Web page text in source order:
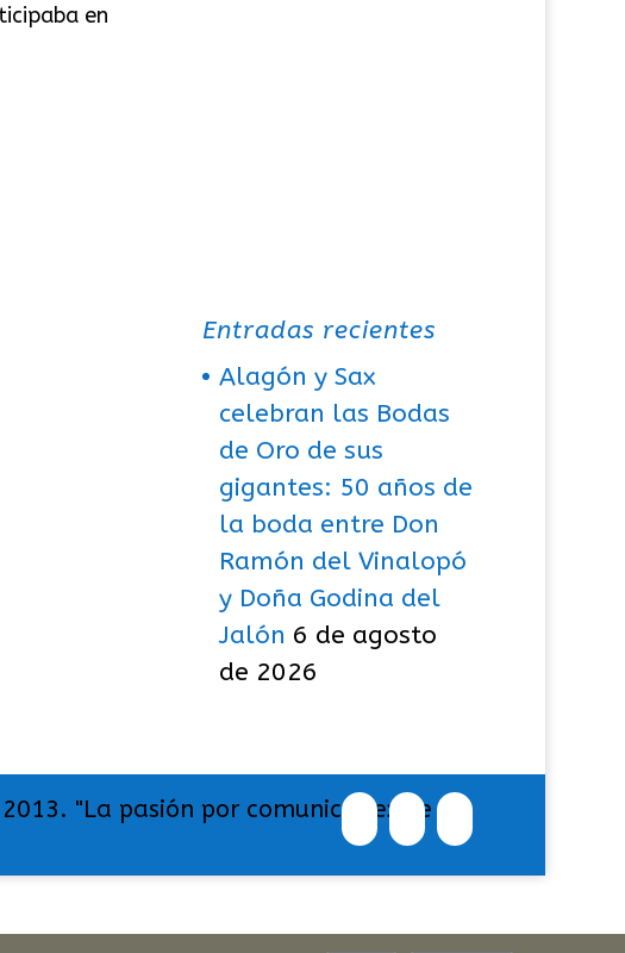
en
Entradas recientes
Alagón y Sax
celebran las Bodas
de Oro de sus
gigantes: 50 años de
la boda entre Don
Ramón del Vinalopó
y Doña Godina del
Jalón 6 de agosto
de 2026
"La pasión por comunicar exige